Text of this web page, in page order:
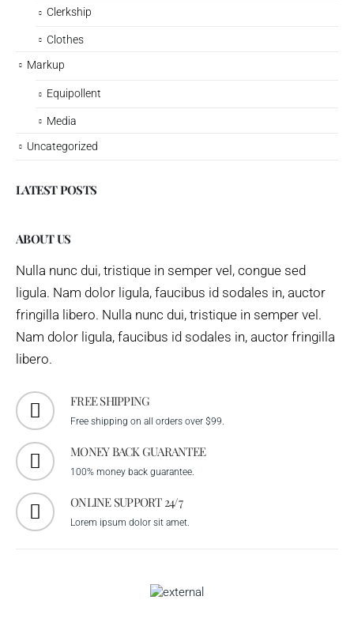
Clerkship
Clothes
Markup
Equipollent
Media
Uncategorized
LATEST POSTS
ABOUT US
Nulla nunc dui, tristique in semper vel, congue sed
ligula. Nam dolor ligula, faucibus id sodales in, auctor
fringilla libero. Nulla nunc dui, tristique in semper vel.
Nam dolor ligula, faucibus id sodales in, auctor fringilla
libero.
FREE SHIPPING
Free shipping on all orders over $99.
MONEY BACK GUARANTEE
100% money back guarantee.
ONLINE SUPPORT 24/7
Lorem ipsum dolor sit amet.